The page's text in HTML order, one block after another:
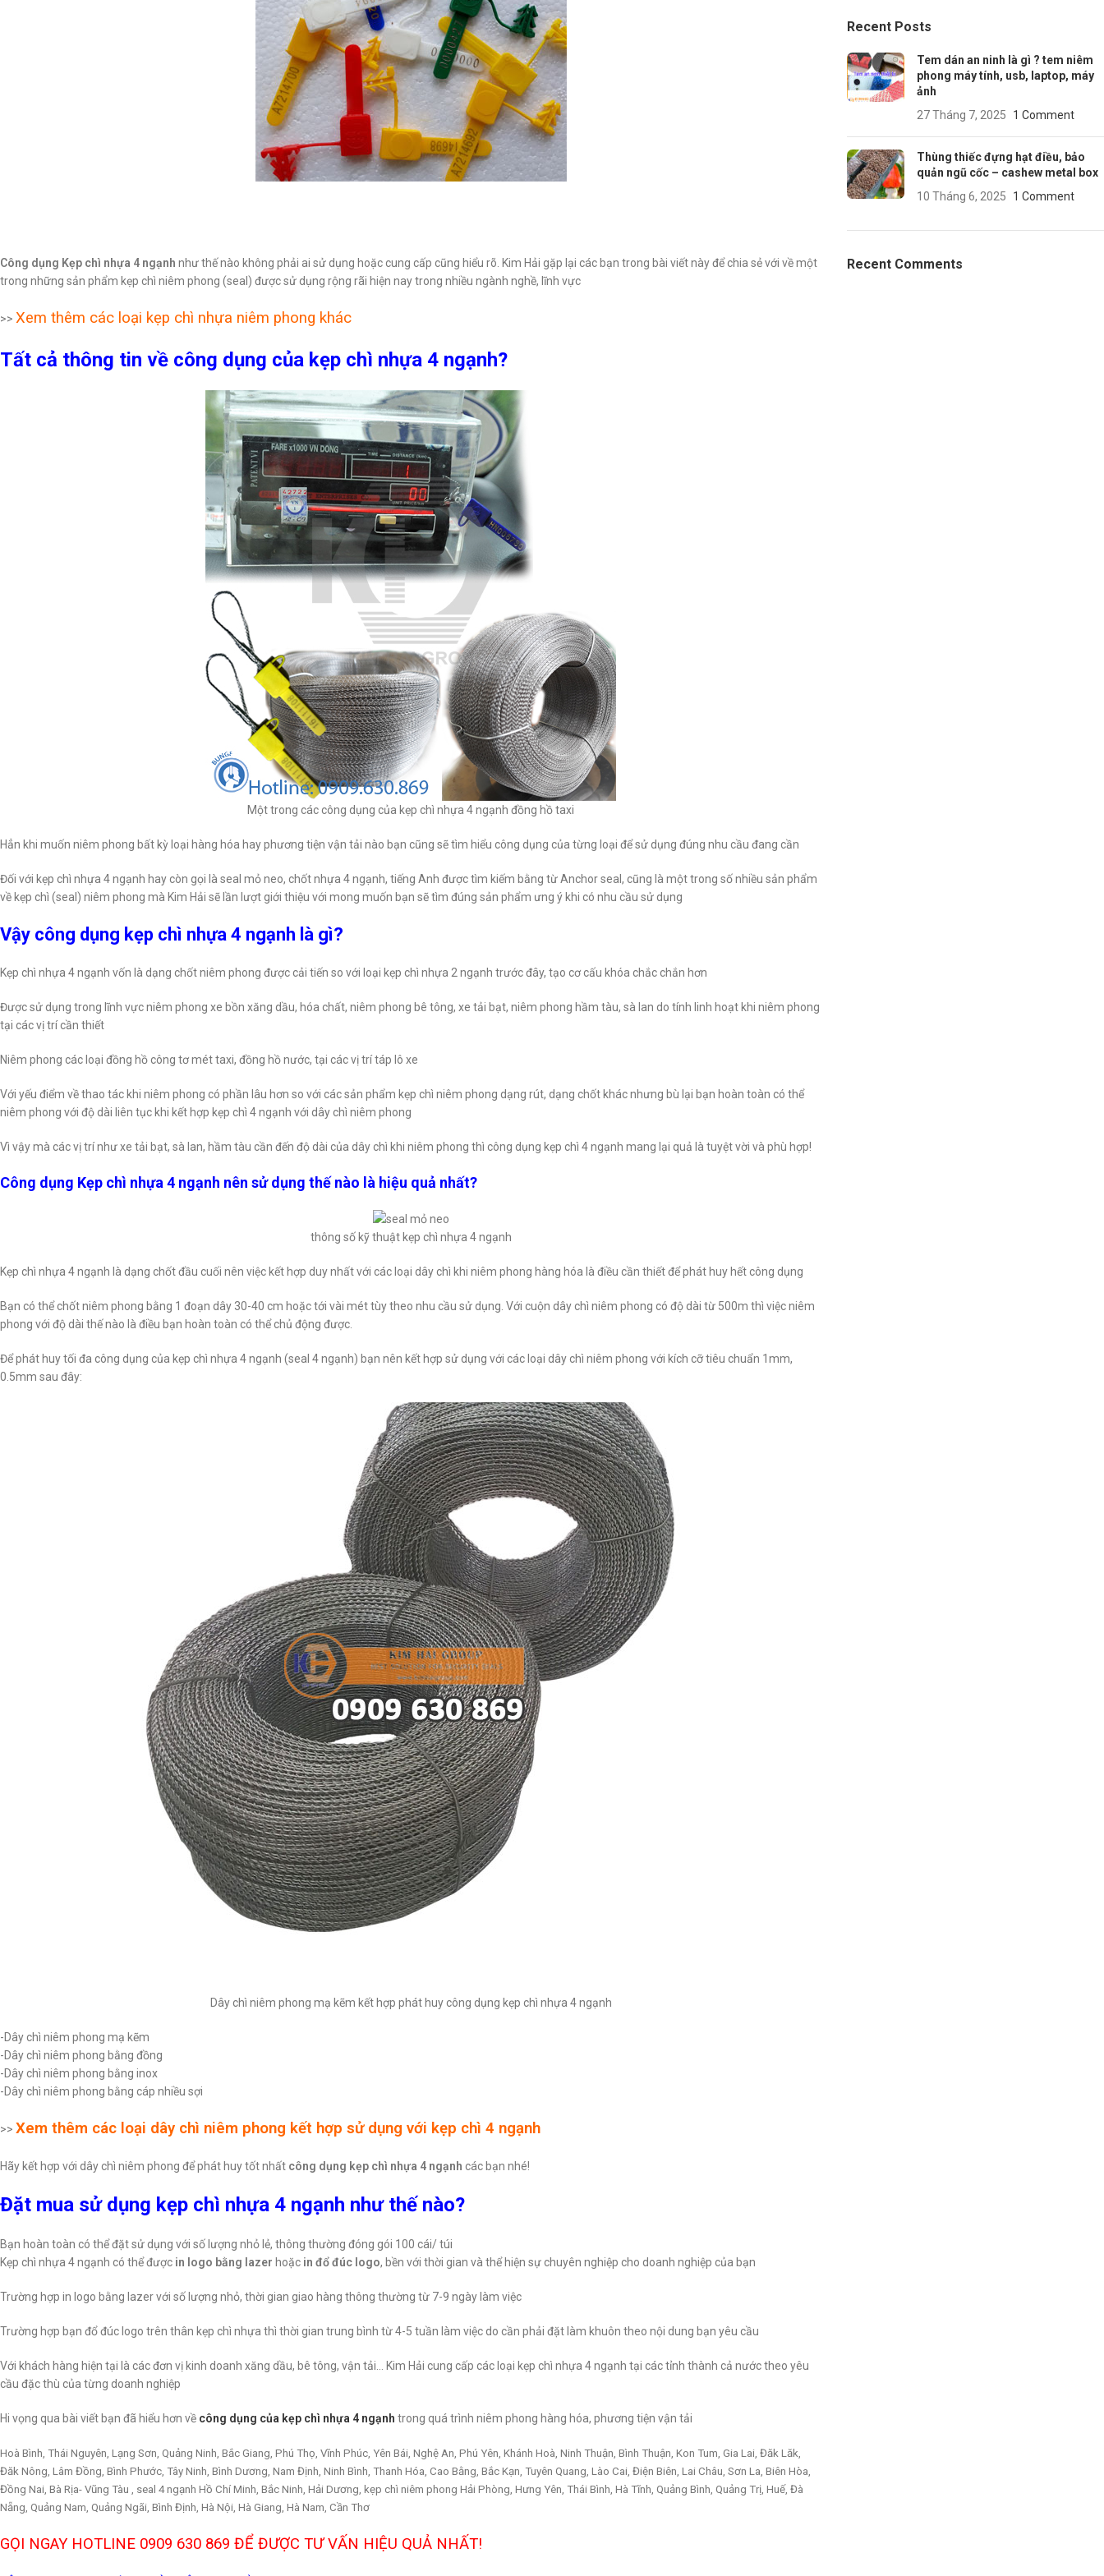
Công dụng Kẹp chì nhựa 4 ngạnh như thế nào không phải ai sử dụng hoặc cung cấp cũng hiểu rõ. Kim Hải gặp lại các bạn trong bài viết này để chia sẻ với về một
trong những sản phẩm kẹp chì niêm phong (seal) được sử dụng rộng rãi hiện nay trong nhiều ngành nghề, lĩnh vực
>> Xem thêm các loại kẹp chì nhựa niêm phong khác
Tất cả thông tin về công dụng của kẹp chì nhựa 4 ngạnh?
Một trong các công dụng của kẹp chì nhựa 4 ngạnh đồng hồ taxi
Hẳn khi muốn niêm phong bất kỳ loại hàng hóa hay phương tiện vận tải nào bạn cũng sẽ tìm hiểu công dụng của từng loại để sử dụng đúng nhu cầu đang cần
Đối với kẹp chì nhựa 4 ngạnh hay còn gọi là seal mỏ neo, chốt nhựa 4 ngạnh, tiếng Anh được tìm kiếm bằng từ Anchor seal, cũng là một trong số nhiều sản phẩm
về kẹp chì (seal) niêm phong mà Kim Hải sẽ lần lượt giới thiệu với mong muốn bạn sẽ tìm đúng sản phẩm ưng ý khi có nhu cầu sử dụng
Vậy công dụng kẹp chì nhựa 4 ngạnh là gì?
Kẹp chì nhựa 4 ngạnh vốn là dạng chốt niêm phong được cải tiến so với loại kẹp chì nhựa 2 ngạnh trước đây, tạo cơ cấu khóa chắc chắn hơn
Được sử dụng trong lĩnh vực niêm phong xe bồn xăng dầu, hóa chất, niêm phong bê tông, xe tải bạt, niêm phong hầm tàu, sà lan do tính linh hoạt khi niêm phong
tại các vị trí cần thiết
Niêm phong các loại đồng hồ công tơ mét taxi, đồng hồ nước, tại các vị trí táp lô xe
Với yếu điểm về thao tác khi niêm phong có phần lâu hơn so với các sản phẩm kẹp chì niêm phong dạng rút, dạng chốt khác nhưng bù lại bạn hoàn toàn có thể
niêm phong với độ dài liên tục khi kết hợp kẹp chì 4 ngạnh với dây chì niêm phong
Vì vậy mà các vị trí như xe tải bạt, sà lan, hầm tàu cần đến độ dài của dây chì khi niêm phong thì công dụng kẹp chì 4 ngạnh mang lại quả là tuyệt vời và phù hợp!
Công dụng Kẹp chì nhựa 4 ngạnh nên sử dụng thế nào là hiệu quả nhất?
thông số kỹ thuật kẹp chì nhựa 4 ngạnh
Kẹp chì nhựa 4 ngạnh là dạng chốt đầu cuối nên việc kết hợp duy nhất với các loại dây chì khi niêm phong hàng hóa là điều cần thiết để phát huy hết công dụng
Bạn có thể chốt niêm phong bằng 1 đoạn dây 30-40 cm hoặc tới vài mét tùy theo nhu cầu sử dụng. Với cuộn dây chì niêm phong có độ dài từ 500m thì việc niêm
phong với độ dài thế nào là điều bạn hoàn toàn có thể chủ động được.
Để phát huy tối đa công dụng của kẹp chì nhựa 4 ngạnh (seal 4 ngạnh) bạn nên kết hợp sử dụng với các loại dây chì niêm phong với kích cỡ tiêu chuẩn 1mm,
0.5mm sau đây:
Dây chì niêm phong mạ kẽm kết hợp phát huy công dụng kẹp chì nhựa 4 ngạnh
-Dây chì niêm phong mạ kẽm
-Dây chì niêm phong bằng đồng
-Dây chì niêm phong bằng inox
-Dây chì niêm phong bằng cáp nhiều sợi
>> Xem thêm các loại dây chì niêm phong kết hợp sử dụng với kẹp chì 4 ngạnh
Hãy kết hợp với dây chì niêm phong để phát huy tốt nhất công dụng kẹp chì nhựa 4 ngạnh các bạn nhé!
Đặt mua sử dụng kẹp chì nhựa 4 ngạnh như thế nào?
Bạn hoàn toàn có thể đặt sử dụng với số lượng nhỏ lẻ, thông thường đóng gói 100 cái/ túi
Kẹp chì nhựa 4 ngạnh có thể được in logo bằng lazer hoặc in đổ đúc logo, bền với thời gian và thể hiện sự chuyên nghiệp cho doanh nghiệp của bạn
Trường hợp in logo bằng lazer với số lượng nhỏ, thời gian giao hàng thông thường từ 7-9 ngày làm việc
Trường hợp bạn đổ đúc logo trên thân kẹp chì nhựa thì thời gian trung bình từ 4-5 tuần làm việc do cần phải đặt làm khuôn theo nội dung bạn yêu cầu
Với khách hàng hiện tại là các đơn vị kinh doanh xăng dầu, bê tông, vận tải… Kim Hải cung cấp các loại kẹp chì nhựa 4 ngạnh tại các tỉnh thành cả nước theo yêu
cầu đặc thù của từng doanh nghiệp
Hi vọng qua bài viết bạn đã hiểu hơn về công dụng của kẹp chì nhựa 4 ngạnh trong quá trình niêm phong hàng hóa, phương tiện vận tải
Hoà Bình, Thái Nguyên, Lạng Sơn, Quảng Ninh, Bắc Giang, Phú Thọ, Vĩnh Phúc, Yên Bái, Nghệ An, Phú Yên, Khánh Hoà, Ninh Thuận, Bình Thuận, Kon Tum, Gia Lai, Đăk Lăk,
Đăk Nông, Lâm Đồng, Bình Phước, Tây Ninh, Bình Dương, Nam Định, Ninh Bình, Thanh Hóa, Cao Bằng, Bắc Kạn, Tuyên Quang, Lào Cai, Điện Biên, Lai Châu, Sơn La, Biên Hòa,
Đồng Nai, Bà Rịa- Vũng Tàu , seal 4 ngạnh Hồ Chí Minh, Bắc Ninh, Hải Dương, kẹp chì niêm phong Hải Phòng, Hưng Yên, Thái Bình, Hà Tĩnh, Quảng Bình, Quảng Trị, Huế, Đà
Nẵng, Quảng Nam, Quảng Ngãi, Bình Định, Hà Nội, Hà Giang, Hà Nam, Cần Thơ
GỌI NGAY HOTLINE 0909 630 869 ĐỂ ĐƯỢC TƯ VẤN HIỆU QUẢ NHẤT!
Recent Posts
Tem dán an ninh là gì ? tem niêm
phong máy tính, usb, laptop, máy
ảnh
27 Tháng 7, 2025
1 Comment
Thùng thiếc đựng hạt điều, bảo
quản ngũ cốc – cashew metal box
10 Tháng 6, 2025
1 Comment
Recent Comments